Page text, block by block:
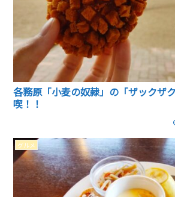
各務原「小麦の奴隷」の「ザックザ
喫！！
グルメ